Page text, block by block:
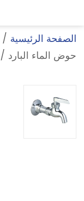
الصفحة الرئيسية /
حوض الماء البارد /